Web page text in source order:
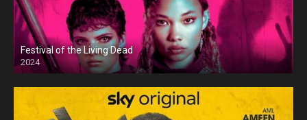
Festival of the Living Dead
2024